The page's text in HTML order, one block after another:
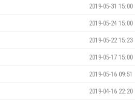
2019-05-31 15:00
2019-05-24 15:00
2019-05-22 15:23
2019-05-17 15:00
2019-05-16 09:51
2019-04-16 22:20